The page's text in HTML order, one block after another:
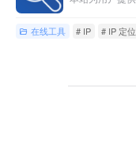
在线工具 # IP # IP 定位